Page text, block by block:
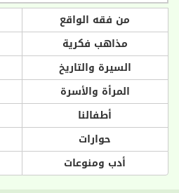
من فقه الواقع
مذاهب فكرية
السيرة والتاريخ
المرأة والأسرة
أطفالنا
حوارات
أدب ومنوعات